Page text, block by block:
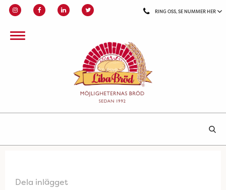
RING OSS, SE NUMMER HER
Dela inlägget